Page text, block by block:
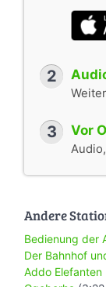
2
3 Vor
Andere
Bedienung der
Der Bahnhof
Addo